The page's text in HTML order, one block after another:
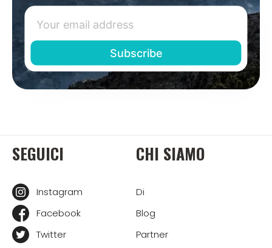
SEGUICI
Instagram
Facebook
Twitter
CHI SIAMO
Di
Blog
Partner